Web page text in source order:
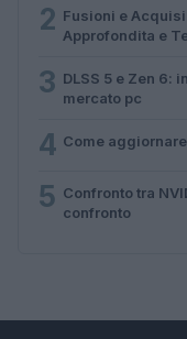
2 Fusioni e
Approfondita e
3 DLSS 5 e Zen 6:
mercato pc
4 Come aggiornare
5 Confronto tra
confronto